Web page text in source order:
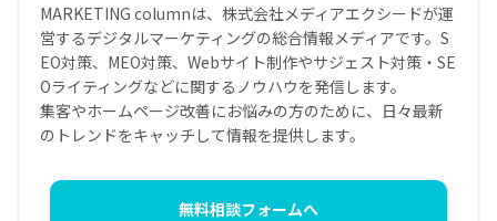
MARKETING columnは、株式会社メディアエクシードが運
営するデジタルマーケティングの総合情報メディアです。S
EO対策、MEO対策、Webサイト制作やサジェスト対策・SE
Oライティングなどに関するノウハウを発信します。
集客やホームページ改善にお悩みの方のために、日々最新
のトレンドをキャッチして情報を提供します。
無料相談フォームへ